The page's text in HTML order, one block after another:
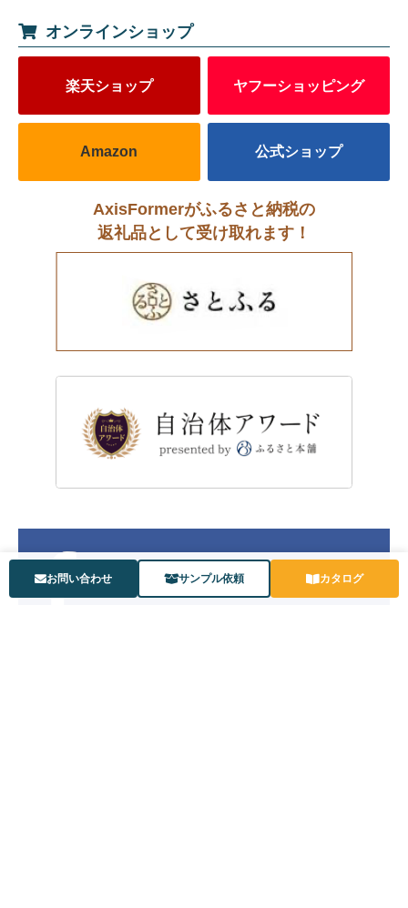
オンラインショップ
楽天ショップ ヤフーショッピング
Amazon 公式ショップ
AxisFormerがふるさと納税の
返礼品として受け取れます！
お問い合わせ サンプル依頼 カタログ